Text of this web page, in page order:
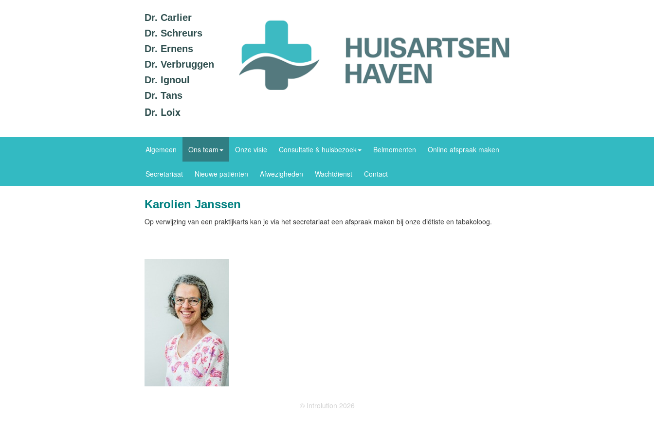
Dr. Carlier
Dr. Schreurs
Dr. Ernens
Dr. Verbruggen
Dr. Ignoul
Dr. Tans
Dr. Loix
Algemeen Ons team Onze visie Consultatie & huisbezoek Belmomenten Online afspraak maken
Secretariaat Nieuwe patiënten Afwezigheden Wachtdienst Contact
Karolien Janssen
Op verwijzing van een praktijkarts kan je via het secretariaat een afspraak maken bij onze diëtiste en tabakoloog.
© Introlution 2026